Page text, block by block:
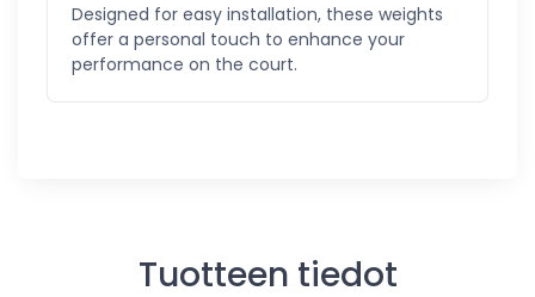
Designed for easy installation, these weights
offer a personal touch to enhance your
performance on the court.
Tuotteen tiedot